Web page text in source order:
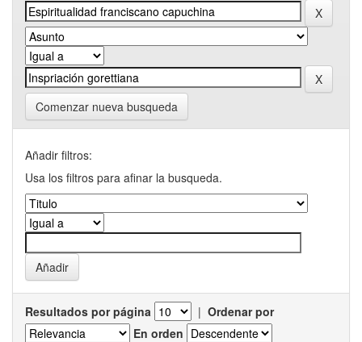
Comenzar nueva busqueda
Añadir filtros:
Usa los filtros para afinar la busqueda.
Resultados por página | Ordenar por
En orden